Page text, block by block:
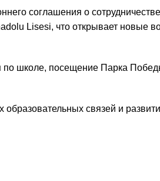
соглашения о
Lisesi, что открывает новые
по школе, посещение Парка
связей и